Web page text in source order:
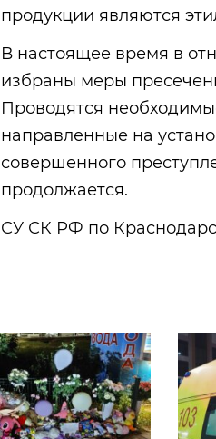
продукции являются
В настоящее время в
избраны меры
Проводятся
направленные на
совершенного
продолжается.
СУ СК РФ по